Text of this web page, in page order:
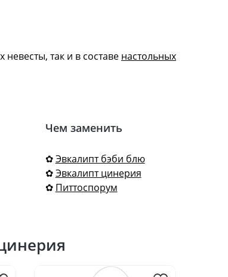
так и в составе настольных
Чем заменить
✿Эвкалипт бэби блю
✿Эвкалипт цинерия
✿ Питтоспорум